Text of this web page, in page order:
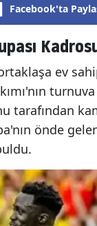
Facebook'ta
ev
tarafından
önde